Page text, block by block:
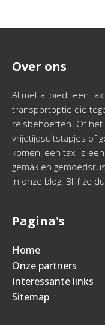
Over ons
Al met al biedt een
transportoptie die
reisbehoeften. Of het
vrijetijdsuitstapjes of
komen, een taxi is
gemak en
in onze blog. Blijf ze
Pagina's
Home
Onze partners
Interessante links
Sitemap